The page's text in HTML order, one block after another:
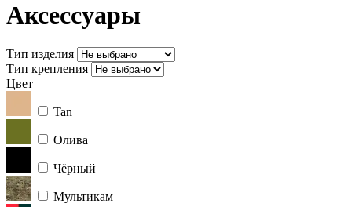
Аксессуары
Тип изделия
Тип крепления
Цвет
Tan
Олива
Чёрный
Мультикам